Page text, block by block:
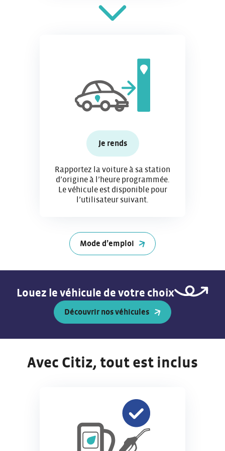
Je rends
Rapportez la voiture à sa station
d’origine à l’heure programmée.
Le véhicule est disponible pour
l’utilisateur suivant.
Mode d’emploi
Louez le véhicule de votre choix
Découvrir nos véhicules
Avec Citiz, tout est inclus